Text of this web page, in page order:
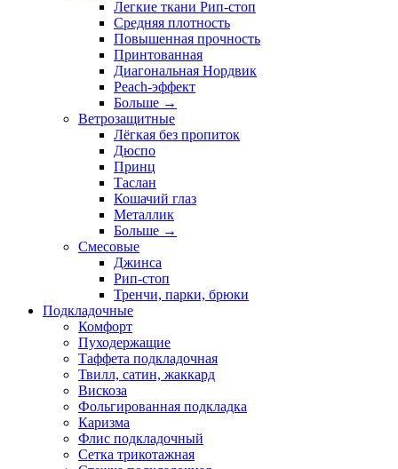
Легкие ткани Рип-стоп
Средняя плотность
Повышенная прочность
Принтованная
Диагональная Нордвик
Peach-эффект
Больше →
Ветрозащитные
Лёгкая без пропиток
Дюспо
Принц
Таслан
Кошачий глаз
Металлик
Больше →
Смесовые
Джинса
Рип-стоп
Тренчи, парки, брюки
Подкладочные
Комфорт
Пуходержащие
Таффета подкладочная
Твилл, сатин, жаккард
Вискоза
Фольгированная подкладка
Каризма
Флис подкладочный
Сетка трикотажная